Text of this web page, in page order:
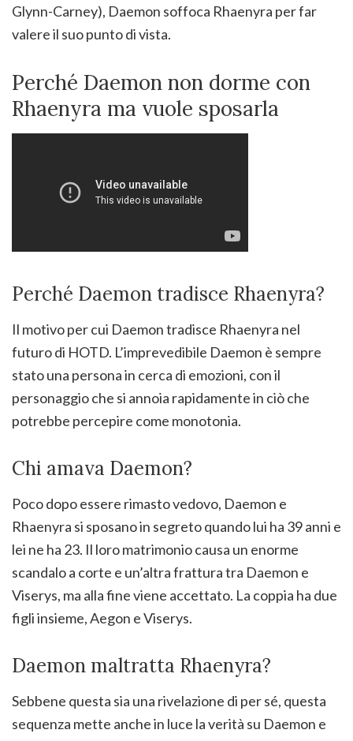
Glynn-Carney), Daemon soffoca Rhaenyra per far
valere il suo punto di vista.
Perché Daemon non dorme con
Rhaenyra ma vuole sposarla
Perché Daemon tradisce Rhaenyra?
Il motivo per cui Daemon tradisce Rhaenyra nel
futuro di HOTD. L’imprevedibile Daemon è sempre
stato una persona in cerca di emozioni, con il
personaggio che si annoia rapidamente in ciò che
potrebbe percepire come monotonia.
Chi amava Daemon?
Poco dopo essere rimasto vedovo, Daemon e
Rhaenyra si sposano in segreto quando lui ha 39 anni e
lei ne ha 23. Il loro matrimonio causa un enorme
scandalo a corte e un’altra frattura tra Daemon e
Viserys, ma alla fine viene accettato. La coppia ha due
figli insieme, Aegon e Viserys.
Daemon maltratta Rhaenyra?
Sebbene questa sia una rivelazione di per sé, questa
sequenza mette anche in luce la verità su Daemon e